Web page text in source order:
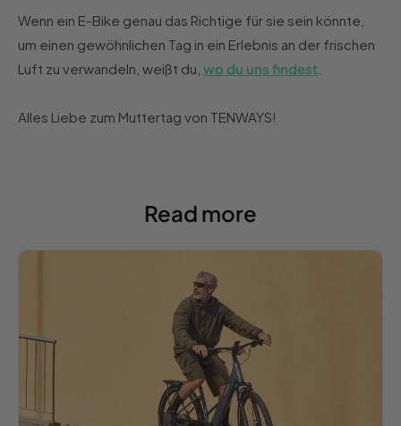
Wenn ein E-Bike genau das Richtige für sie sein könnte,
um einen gewöhnlichen Tag in ein Erlebnis an der frischen
Luft zu verwandeln, weißt du, wo du uns findest
Alles Liebe zum Muttertag von TENWAYS!
Read more